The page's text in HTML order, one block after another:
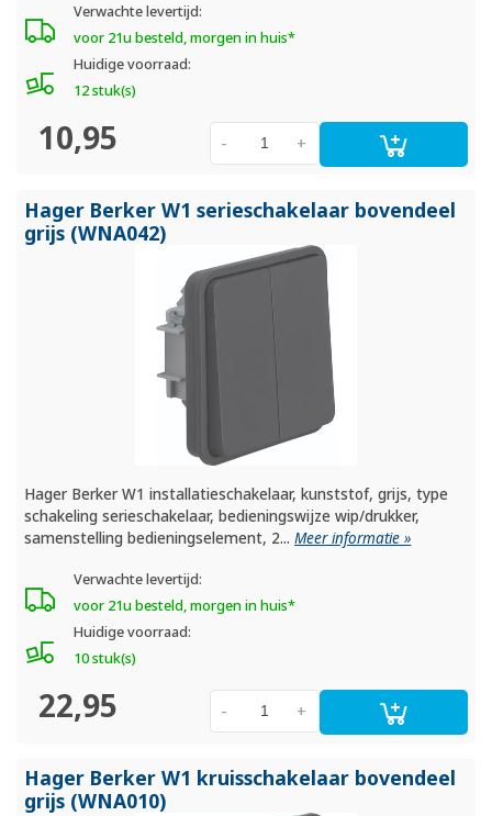
Verwachte levertijd:
voor 21u besteld, morgen in huis*
Huidige voorraad:
12 stuk(s)
10,95 +
-
Hager Berker W1 serieschakelaar bovendeel
grijs (WNA042)
Hager Berker W1 installatieschakelaar, kunststof, grijs, type
schakeling serieschakelaar, bedieningswijze wip/drukker,
samenstelling bedieningselement, 2...Meer informatie »
Verwachte levertijd:
voor 21u besteld, morgen in huis*
Huidige voorraad:
10 stuk(s)
22,95 +
-
Hager Berker W1 kruisschakelaar bovendeel
grijs (WNA010)